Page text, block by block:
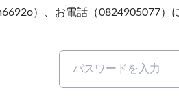
）、お電話（0824905077